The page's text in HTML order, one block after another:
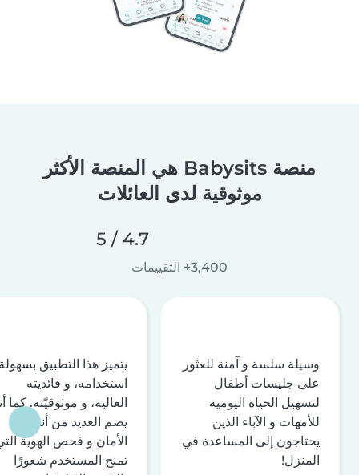
منصة Babysits هي المنصة الأكثر
موثوقية لدى العائلات
4.7 / 5
3,400+ التقييمات
وسيلة سلسة و آمنة للعثور
على جليسات أطفال
لتسهيل الحياة اليومية
للأمهات و الآباء الذين
يحتاجون إلى المساعدة في
المنزل!
يتميز هذا التطبيق
استخدامه، و فائديته
العالية، و موثوقيّته. كما
يضم العديد من أنظمة
الأمان و فحص الهوية
تمنح المستخدم شعورًا